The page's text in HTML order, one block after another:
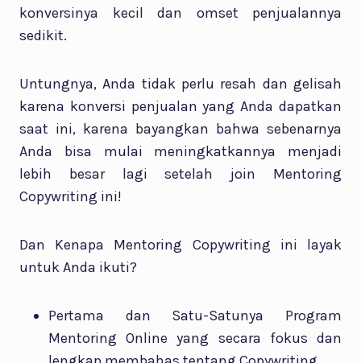
konversinya kecil dan omset penjualannya
sedikit.
Untungnya, Anda tidak perlu resah dan gelisah
karena konversi penjualan yang Anda dapatkan
saat ini, karena bayangkan bahwa sebenarnya
Anda bisa mulai meningkatkannya menjadi
lebih besar lagi setelah join Mentoring
Copywriting ini!
Dan Kenapa Mentoring Copywriting ini layak
untuk Anda ikuti?
Pertama dan Satu-Satunya Program
Mentoring Online yang secara fokus dan